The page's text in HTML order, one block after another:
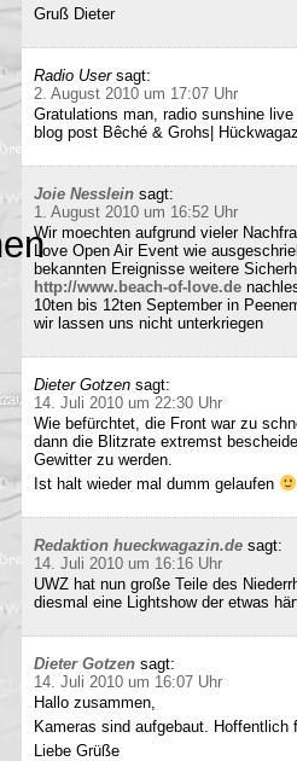
Gruß Dieter
Radio User sagt:
2. August 2010 um 17:07 Uhr
Gratulations man, radio sunshine
blog post Bêché & Grohs|
Joie Nesslein sagt:
1. August 2010 um 16:52 Uhr
Wir moechten aufgrund vieler
Love Open Air Event wie
bekannten Ereignisse weitere
http://www.beach-of-love.de
10ten bis 12ten September in
wir lassen uns nicht unterkriegen
Dieter Gotzen sagt:
14. Juli 2010 um 22:30 Uhr
Wie befürchtet, die Front war zu
dann die Blitzrate extremst
Gewitter zu werden.
Ist halt wieder mal dumm gelaufen
Redaktion hueckwagazin.de sagt:
14. Juli 2010 um 16:16 Uhr
UWZ hat nun große Teile des
diesmal eine Lightshow der etwas
Dieter Gotzen sagt:
14. Juli 2010 um 16:07 Uhr
Hallo zusammen,
Kameras sind aufgebaut.
Liebe Grüße